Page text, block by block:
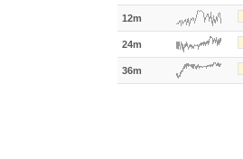
12m
24m
36m